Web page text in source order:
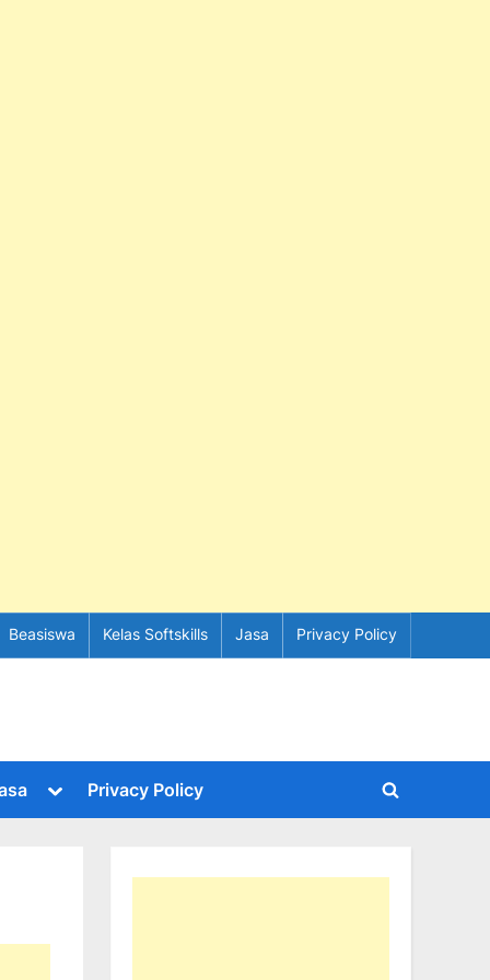
Beasiswa Kelas Softskills Jasa Privacy Policy
Toggle
menu
Privacy Policy
Toggle